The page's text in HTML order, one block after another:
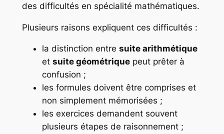
des difficultés en spécialité mathématiques.
Plusieurs raisons expliquent ces difficultés :
la distinction entre suite arithmétique
et suite géométriquepeut prêter à
confusion ;
les formules doivent être comprises et
non simplement mémorisées ;
les exercices demandent souvent
plusieurs étapes de raisonnement ;